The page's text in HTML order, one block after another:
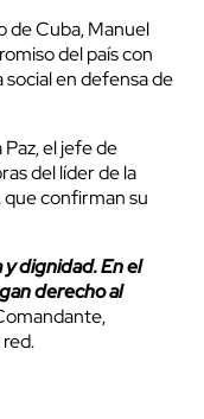
de Cuba, Manuel
del país con
social en defensa de
el jefe de
del líder de la
que confirman su
dignidad. En el
derecho al